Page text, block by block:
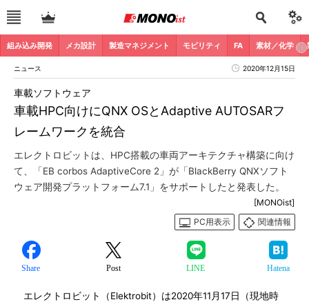
組み込み開発 メカ設計 製造マネジメント モビリティ FA 素材／化学
ニュース 2020年12月15日
車載HPC向けにQNX OSとAdaptive AUTOSARフ
レームワークを統合
車載ソフトウェア
エレクトロビットは、HPC搭載の車両アーキテクチャ構築に向け
て、「EB corbos AdaptiveCore 2」が「BlackBerry QNXソフト
ウェア開発プラットフォーム7.1」をサポートしたと発表した。
[MONOist]
PC用表示
関連情報
Share Post LINE Hatena
エレクトロビット（Elektrobit）は2020年11月17日（現地時